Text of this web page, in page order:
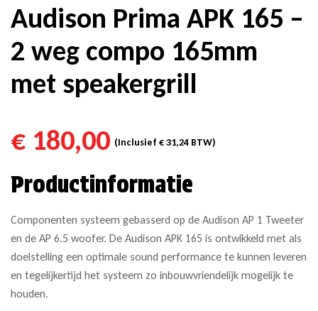
Audison Prima APK 165 –
2 weg compo 165mm
met speakergrill
€ 180,00 (Inclusief €31,24 BTW)
Productinformatie
Componenten systeem gebasserd op de Audison AP 1 Tweeter
en de AP 6.5 woofer. De Audison APK 165 is ontwikkeld met als
doelstelling een optimale sound performance te kunnen leveren
en tegelijkertijd het systeem zo inbouwvriendelijk mogelijk te
houden.